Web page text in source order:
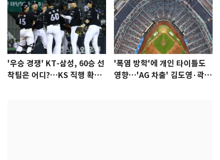
'우승 경쟁' KT-삼성, 60승 선
착팀은 어디?…KS 직행 확률
'폭염 방학'에 개인 타이틀도
영향…'AG 차출' 김도영·곽빈